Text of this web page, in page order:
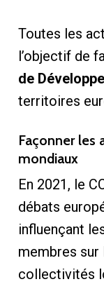
Toutes les
l’objectif de
de
territoires
Façonner les
mondiaux
En 2021, le
débats
influençant
membres
collectivités